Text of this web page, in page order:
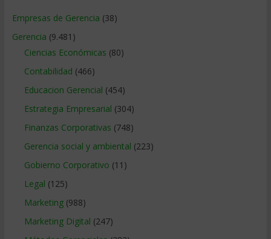
Empresas de Gerencia (38)
Gerencia (9.481)
Ciencias Económicas (80)
Contabilidad (466)
Educacion Gerencial (454)
Estrategia Empresarial (304)
Finanzas Corporativas (748)
Gerencia social y ambiental (223)
Gobierno Corporativo (11)
Legal (125)
Marketing(988)
Marketing Digital (247)